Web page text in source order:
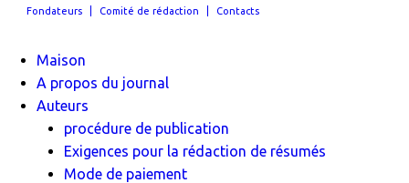
Fondateurs Comité de rédaction Contacts
Maison
A propos du journal
Auteurs
procédure de publication
Exigences pour la rédaction de résumés
Mode de paiement